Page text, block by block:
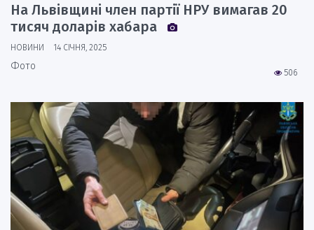
На Львівщині член партії НРУ вимагав 20
тисяч доларів хабара
НОВИНИ 14 СІЧНЯ, 2025
506
Фото